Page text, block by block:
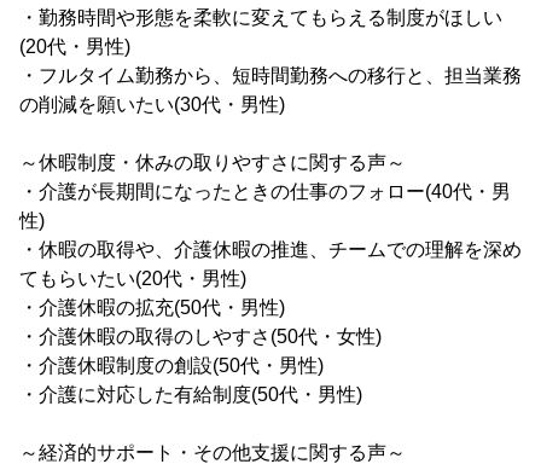
・勤務時間や形態を柔軟に変えてもらえる制度がほしい
(20代・男性)
・フルタイム勤務から、短時間勤務への移行と、担当業務
の削減を願いたい(30代・男性)
～休暇制度・休みの取りやすさに関する声～
・介護が長期間になったときの仕事のフォロー(40代・男
性)
・休暇の取得や、介護休暇の推進、チームでの理解を深め
てもらいたい(20代・男性)
・介護休暇の拡充(50代・男性)
・介護休暇の取得のしやすさ(50代・女性)
・介護休暇制度の創設(50代・男性)
・介護に対応した有給制度(50代・男性)
～経済的サポート・その他支援に関する声～